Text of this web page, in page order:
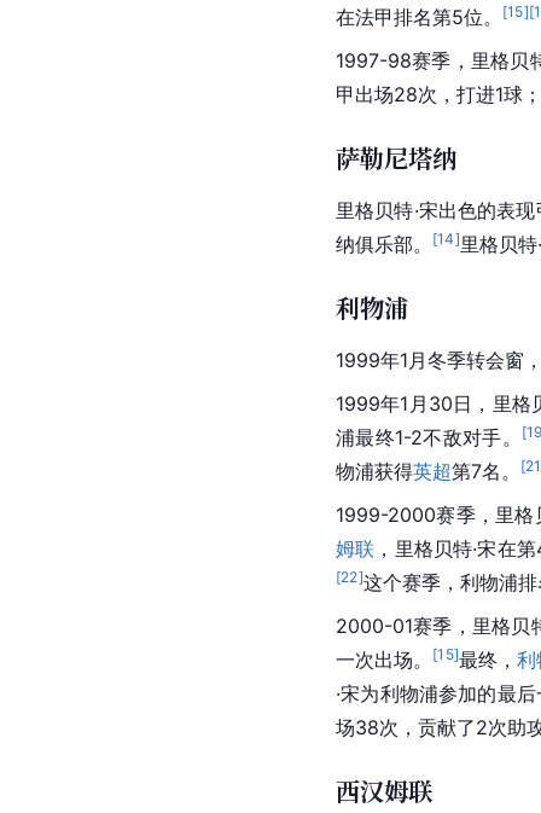
在法甲排名第5位。 [15][
1997-98赛季，里格贝
甲 出场28次，打进1球
萨勒尼塔纳
里格贝特·宋出色的表
纳俱乐部。
[14]里格贝特
利物浦
1999年1月冬季转会窗
1999年1月30日，里格
浦最终1-2不敌对手。 [
物浦获得英超第7名。 [21
1999-2000赛季，里格
姆联 ，里格贝特·宋在
[22]这个赛季， 利物浦
2000-01赛季，里格贝
一次出场。
[15]最终，利
·宋为利物浦参加的最
场38次，贡献了2次助
西汉姆联